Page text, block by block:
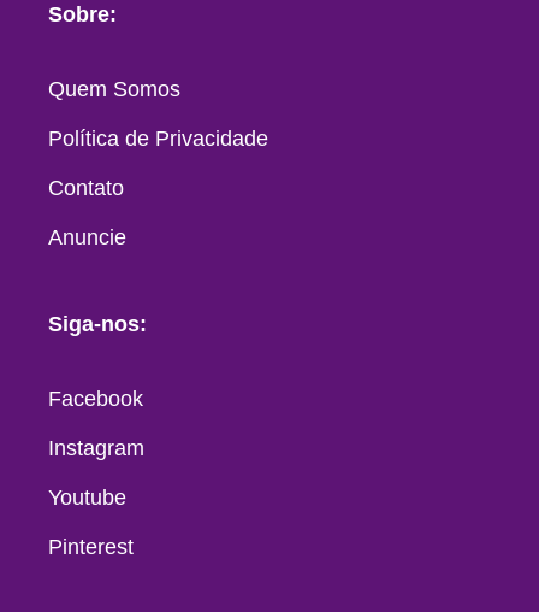
Sobre:
Quem Somos
Política de Privacidade
Contato
Anuncie
Siga-nos:
Facebook
Instagram
Youtube
Pinterest